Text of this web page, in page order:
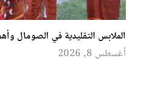
الملابس التقليدية في الصومال
أغسطس 8, 2026